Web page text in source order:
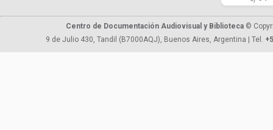
Centro de Documentación Audiovisual y Biblioteca ©
9 de Julio 430, Tandil (B7000AQJ), Buenos Aires, Argentina | Tel.